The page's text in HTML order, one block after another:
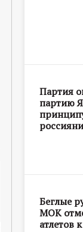
Партия
партию
Беглые
МОК
атлетов